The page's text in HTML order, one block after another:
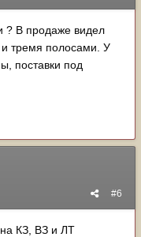
? В продаже видел
тремя полосами. У
поставки под
#6
КЗ, ВЗ и ЛТ